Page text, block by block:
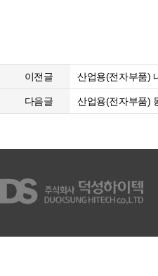
이전글 산업용(전자부품)
다음글 산업용(전자부품)